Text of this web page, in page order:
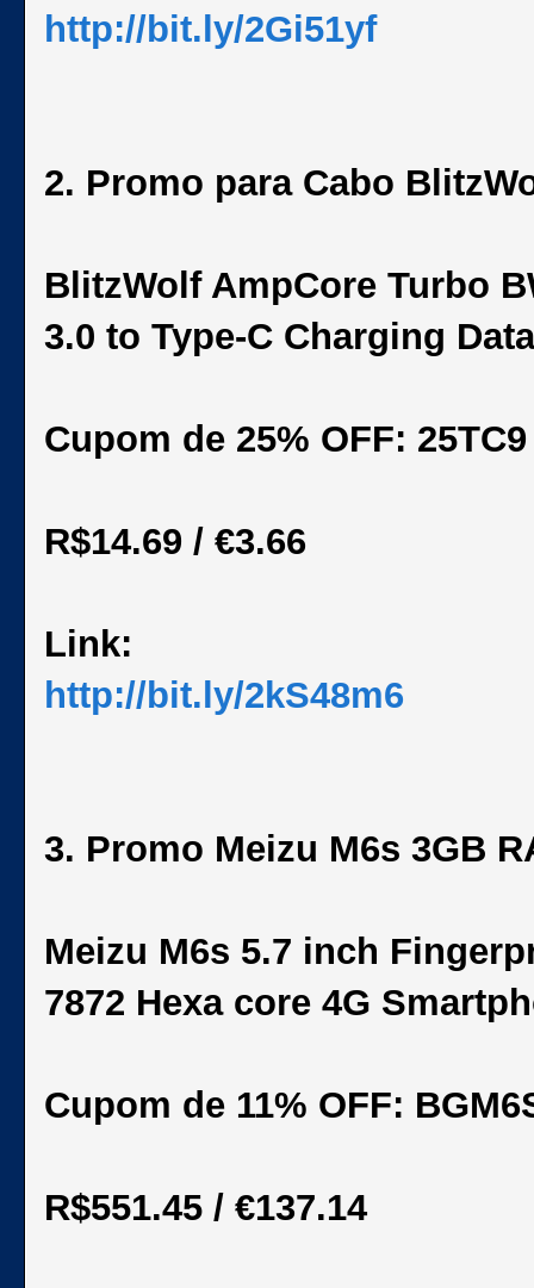
http://bit.ly/2Gi51yf
2. Promo para Cabo
BlitzWolfAmpCore Turbo
3.0 to Type-C Charging
Cupom de 25% OFF: 25TC9
R$14.69 / €3.66
Link:
http://bit.ly/2kS48m6
3. Promo Meizu M6s 3GB
Meizu M6s 5.7 inch
7872 Hexa core 4G
Cupom de 11% OFF:
R$551.45 / €137.14